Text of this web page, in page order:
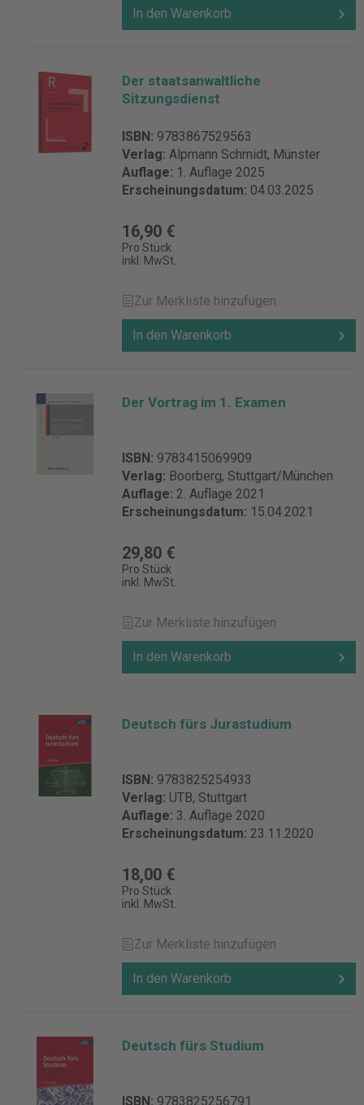
In den Warenkorb
Der staatsanwaltliche
Sitzungsdienst
ISBN: 9783867529563
Verlag: Alpmann Schmidt, Münster
Auflage: 1. Auflage 2025
Erscheinungsdatum: 04.03.2025
16,90 €
Pro Stück
inkl. MwSt.
Zur Merkliste hinzufügen
In den Warenkorb
Der Vortrag im 1. Examen
ISBN: 9783415069909
Verlag: Boorberg, Stuttgart/München
Auflage: 2. Auflage 2021
Erscheinungsdatum: 15.04.2021
29,80 €
Pro Stück
inkl. MwSt.
Zur Merkliste hinzufügen
In den Warenkorb
Deutsch fürs Jurastudium
ISBN: 9783825254933
Verlag: UTB, Stuttgart
Auflage: 3. Auflage 2020
Erscheinungsdatum: 23.11.2020
18,00 €
Pro Stück
inkl. MwSt.
Zur Merkliste hinzufügen
In den Warenkorb
Deutsch fürs Studium
ISBN: 9783825256791